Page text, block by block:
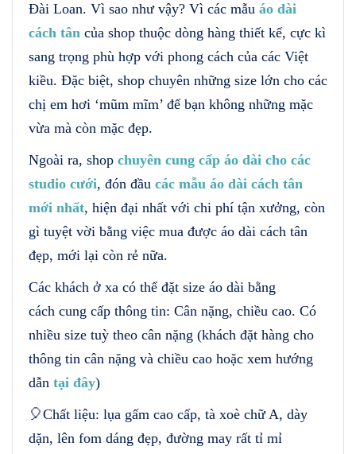
Đài Loan. Vì sao như vậy? Vì các mẫu áo dài
cách tân của shop thuộc dòng hàng thiết kế, cực kì
sang trọng phù hợp với phong cách của các Việt
kiều. Đặc biệt, shop chuyên những size lớn cho các
chị em hơi ‘mũm mĩm’ để bạn không những mặc
vừa mà còn mặc đẹp.
Ngoài ra, shop chuyên cung cấp áo dài cho các
studio cưới, đón đầu các mẫu áo dài cách tân
mới nhất, hiện đại nhất với chi phí tận xưởng, còn
gì tuyệt vời bằng việc mua được áo dài cách tân
đẹp, mới lại còn rẻ nữa.
Các khách ở xa có thể đặt size áo dài bằng
cách cung cấp thông tin: Cân nặng, chiều cao. Có
nhiều size tuỳ theo cân nặng (khách đặt hàng cho
thông tin cân nặng và chiều cao hoặc xem hướng
dẫn tại đây)
🎈Chất liệu: lụa gấm cao cấp, tà xoè chữ A, dày
dặn, lên fom dáng đẹp, đường may rất tỉ mỉ